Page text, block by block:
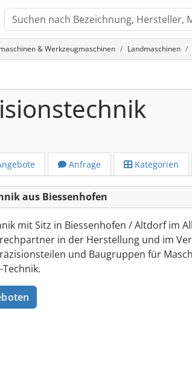
& Werkzeugmaschinen Landmaschinen
Anfrage Kategorien
aus Biessenhofen
mit Sitz in Biessenhofen / Altdorf im
in der Herstellung und im
und Baugruppen für